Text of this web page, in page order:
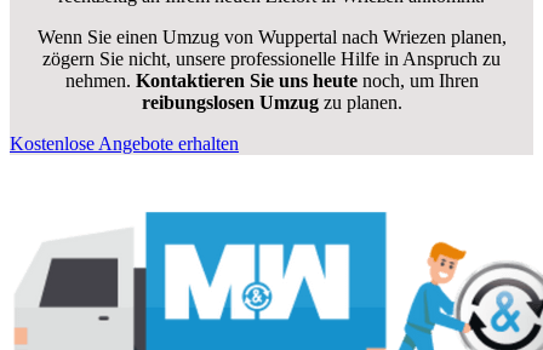
Wenn Sie einen Umzug von Wuppertal nach Wriezen planen,
zögern Sie nicht, unsere professionelle Hilfe in Anspruch zu
nehmen. Kontaktieren Sie uns heutenoch, um Ihren
reibungslosen Umzugzu planen.
Kostenlose Angebote erhalten